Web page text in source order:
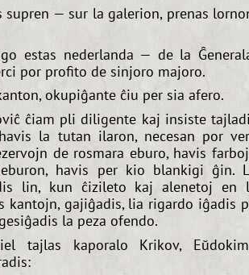
supren — sur la galerion, prenas
estas nederlanda — de la
por profito de sinjoro majoro.
okupiĝante ĉiu per sia afero.
ĉiam pli diligente kaj insiste
la tutan ilaron, necesan por
de rosmara eburo, havis
havis per kio blankigi ĝin.
lin, kun ĉizileto kaj alenetoj en
kantojn, gajiĝadis, lia rigardo iĝadis
la peza ofendo.
tajlas kaporalo Krikov,